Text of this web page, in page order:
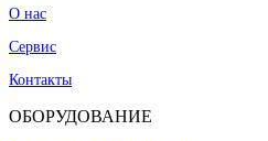
О нас
Сервис
Контакты
ОБОРУДОВАНИЕ